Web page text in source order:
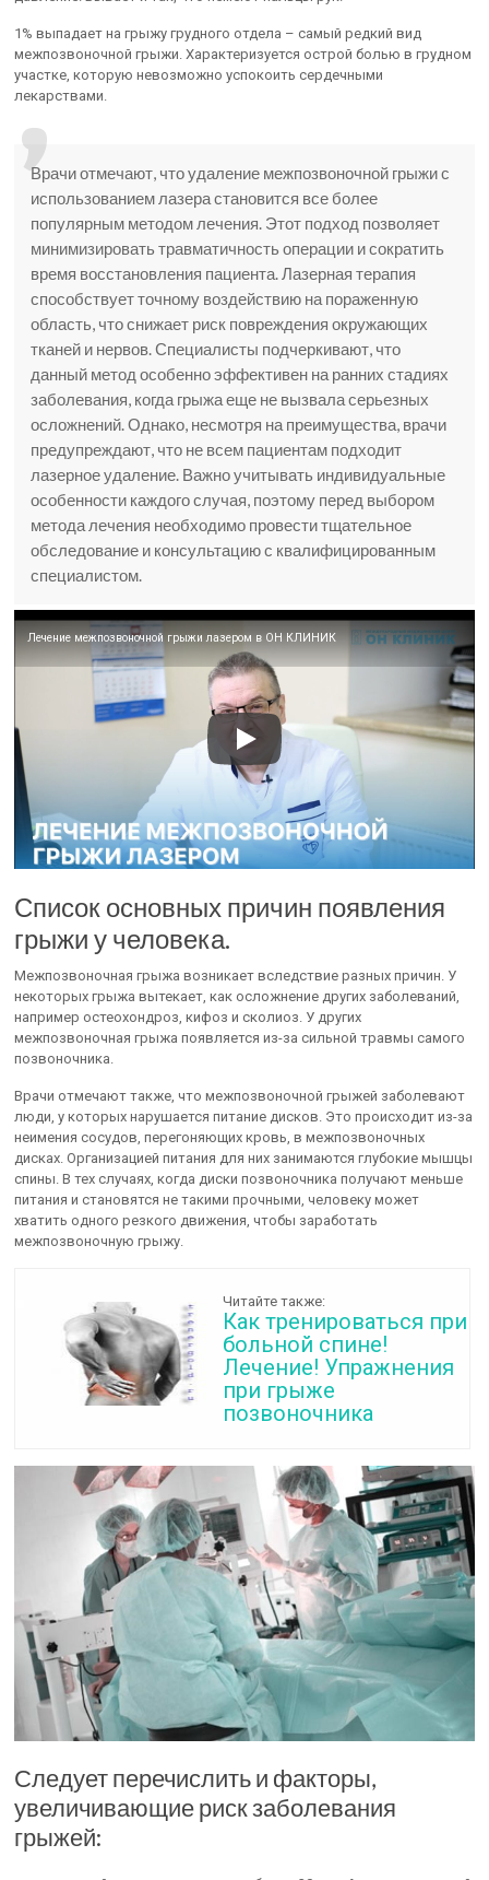
1% выпадает на грыжу грудного отдела – самый редкий вид
межпозвоночной грыжи. Характеризуется острой болью в грудном
участке, которую невозможно успокоить сердечными
лекарствами.
Врачи отмечают, что удаление межпозвоночной грыжи с
использованием лазера становится все более
популярным методом лечения. Этот подход позволяет
минимизировать травматичность операции и сократить
время восстановления пациента. Лазерная терапия
способствует точному воздействию на пораженную
область, что снижает риск повреждения окружающих
тканей и нервов. Специалисты подчеркивают, что
данный метод особенно эффективен на ранних стадиях
заболевания, когда грыжа еще не вызвала серьезных
осложнений. Однако, несмотря на преимущества, врачи
предупреждают, что не всем пациентам подходит
лазерное удаление. Важно учитывать индивидуальные
особенности каждого случая, поэтому перед выбором
метода лечения необходимо провести тщательное
обследование и консультацию с квалифицированным
специалистом.
Лечение межпозвоночной грыжи лазером в ОН КЛИНИК
Список основных причин появления
грыжи у человека.
Межпозвоночная грыжа возникает вследствие разных причин. У
некоторых грыжа вытекает, как осложнение других заболеваний,
например остеохондроз, кифоз и сколиоз. У других
межпозвоночная грыжа появляется из-за сильной травмы самого
позвоночника.
Врачи отмечают также, что межпозвоночной грыжей заболевают
люди, у которых нарушается питание дисков. Это происходит из-за
неимения сосудов, перегоняющих кровь, в межпозвоночных
дисках. Организацией питания для них занимаются глубокие мышцы
спины. В тех случаях, когда диски позвоночника получают меньше
питания и становятся не такими прочными, человеку может
хватить одного резкого движения, чтобы заработать
межпозвоночную грыжу.
Читайте также:
Как тренироваться при
больной спине!
Лечение! Упражнения
при грыже
позвоночника
Следует перечислить и факторы,
увеличивающие риск заболевания
грыжей: